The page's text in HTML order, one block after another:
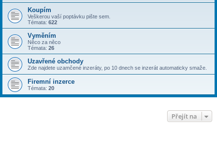
Koupím
Veškerou vaší poptávku pište sem.
Témata: 622
Vyměním
Něco za něco
Témata: 26
Uzavřené obchody
Zde najdete uzamčené inzeráty, po 10 dnech se inzerát automaticky smaže.
Firemní inzerce
Témata: 20
Přejít na